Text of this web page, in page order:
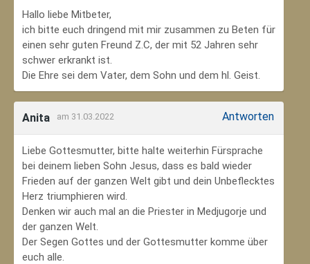
Hallo liebe Mitbeter,
ich bitte euch dringend mit mir zusammen zu Beten für
einen sehr guten Freund Z.C, der mit 52 Jahren sehr
schwer erkrankt ist.
Die Ehre sei dem Vater, dem Sohn und dem hl. Geist.
Anita am 31.03.2022 Antworten
Liebe Gottesmutter, bitte halte weiterhin Fürsprache
bei deinem lieben Sohn Jesus, dass es bald wieder
Frieden auf der ganzen Welt gibt und dein Unbeflecktes
Herz triumphieren wird.
Denken wir auch mal an die Priester in Medjugorje und
der ganzen Welt.
Der Segen Gottes und der Gottesmutter komme über
euch alle.